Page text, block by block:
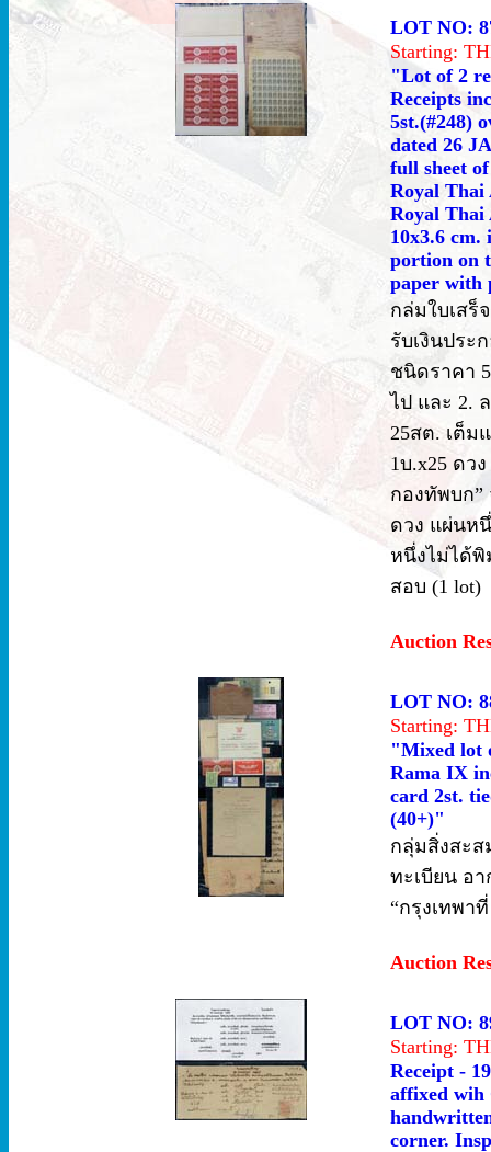
LOT NO:
Starting:
"Lot of 2
Receipts
5st.(#248)
dated 26
full sheet
Royal Thai
Royal Thai
10x3.6 cm.
portion on
paper with
กล่มใบเสร็
รับเงินประ
ชนิดราคา
ไป และ 2.
25สต. เต็ม
1บ.x25 ดว
กองทัพบก”
ดวง แผ่นห
หนึ่งไม่ได้พิ
สอบ (1 lot)
Auction
LOT NO:
Starting:
"Mixed lot
Rama IX
card 2st.
(40+)"
กลุ่มสิ่งสะส
ทะเบียน อ
“กรุงเทพา
Auction
LOT NO:
Starting:
Receipt -
affixed wih
corner.